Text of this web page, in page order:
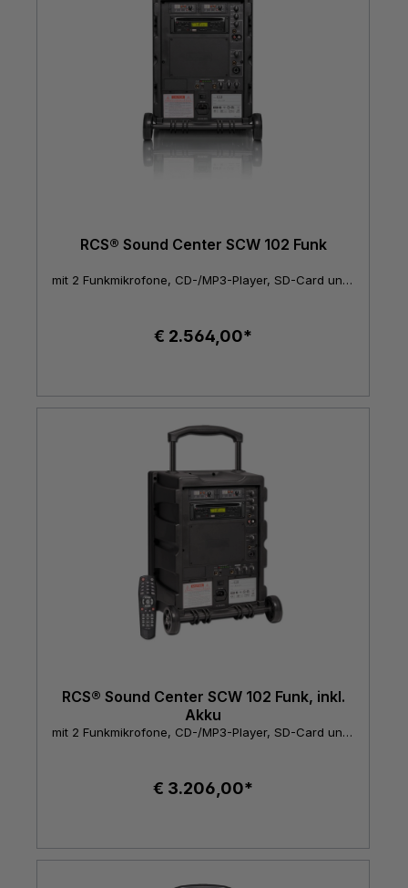
RCS® Sound Center SCW 102 Funk
mit 2 Funkmikrofone, CD-/MP3-Player, SD-Card und USB-Schnittstelle
€ 2.564,00*
RCS® Sound Center SCW 102 Funk, inkl.
Akku
mit 2 Funkmikrofone, CD-/MP3-Player, SD-Card und USB-Schnittstelle
€ 3.206,00*